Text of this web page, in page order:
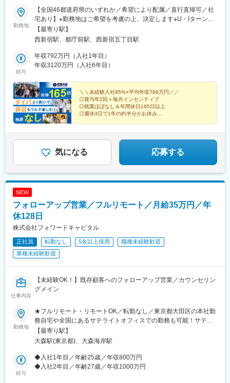
勤務地
【全国46都道府県のいずれか／希望により配属／直行直帰可／社
宅あり】※勤務地はご希望を考慮の上、決定します※U・Iターン歓
迎（社宅あり） ※マイカー通勤OK（地域により規定あり。詳細
はお問合せください）◆北海道・東北北海道・青森・岩手・秋
栃木・群馬◆中部山梨・新潟・富山・石川・福井・長野・岐阜・
静岡・愛知・三重◆近畿滋賀・京都・大阪・兵庫・和歌山・奈良
知・徳島◆九州福岡・佐賀・長崎・熊本・大分・宮崎・鹿児島※適
性に応じて直営店舗で経験を積んでいただく場合もあり《出張も
旅行気分で♪》出張先では、チームで現地のグルメを味わったり、
観光地を巡ったり。旅気分でリフレッシュしながら働いていま
す！
【最寄り駅】
西新宿駅、都庁前駅、西新宿五丁目駅
給与
年収792万円（入社1年目）
年収3120万円（入社6年目）
＼＼未経験入社95%×平均年収766万円／／
◎賞与年2回＋毎月インセンティブ
◎残業ほぼなし＆年間休日165日以上
◎週休3日で1年の約半分がお休み
気になる 応募する
NEW
フォローアップ営業／フルリモート／月給35万円／年
休128日
株式会社フォワードキャピタル
正社員 転勤なし 5名以上採用
職種未経験歓迎
業種未経験歓迎
仕事内容
【未経験OK！】既存顧客へのフォローアップ営業／カウンセリン
グメイン
勤務地
★フルリモート・リモートOK／転勤なし／東京都大田区の本社勤
務自宅や全国にあるサテライトオフィスでの勤務も可能！サテラ
イトオフィスは駅から徒歩5分ほどの立地で好アクセス！好きな場
所を選んで、自由にテレワークもできます。居住はどこでもOK！
【最寄り駅】
大森駅(東京都)、大森海岸駅
給与
◆入社1年目／年齢25歳／年収800万円
◆入社2年目／年齢27歳／年収1000万円